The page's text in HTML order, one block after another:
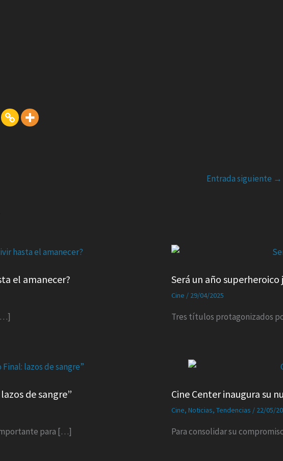
Entrada siguiente →
el amanecer? Será un año
Cine / 29/04/2025
Tres títulos protagonizados
de sangre”
para […]
Cine Center inaugura su
Cine, Noticias, Tendencias / 22/05/
Para consolidar su